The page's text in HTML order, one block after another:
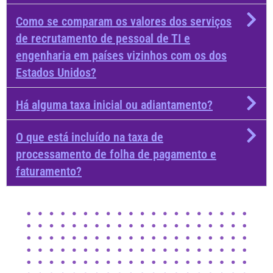
Como se comparam os valores dos serviços
de recrutamento de pessoal de TI e
engenharia em países vizinhos com os dos
Estados Unidos?
Há alguma taxa inicial ou adiantamento?
O que está incluído na taxa de
processamento de folha de pagamento e
faturamento?